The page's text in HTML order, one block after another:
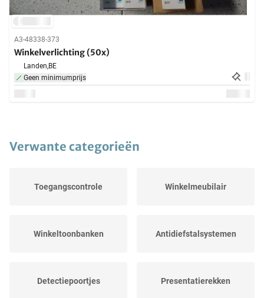
A3-48338-373
Winkelverlichting (50x)
Landen,BE
Geen minimumprijs
Verwante categorieën
Toegangscontrole Winkelmeubilair
Winkeltoonbanken Antidiefstalsystemen
Detectiepoortjes Presentatierekken